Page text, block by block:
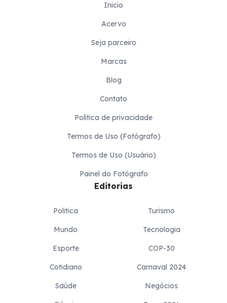
Inicio
Acervo
Seja parceiro
Marcas
Blog
Contato
Política de privacidade
Termos de Uso (Fotógrafo)
Termos de Uso (Usuário)
Painel do Fotógrafo
Editorias
Politica
Mundo
Esporte
Cotidiano
Saúde
Turismo
Tecnologia
COP-30
Carnaval 2024
Negócios